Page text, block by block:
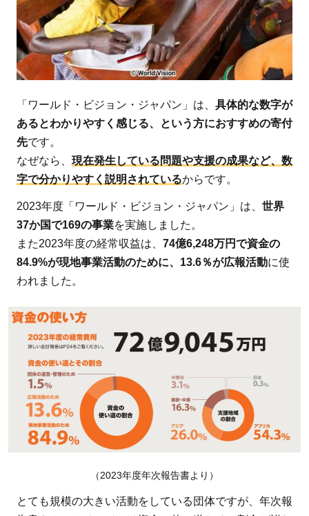
ド・
ビジ
ョ
ン・
ジャ
パン
の寄
付金
い道
の実
績
4
まと
め：
ワー
ド・
ビジ
ョ
ン・
ジャ
パン
は、
子ど
思い
「ワールド・ビジョン・ジャパン」は、 具体的な数字が
あるとわかりやすく感じる、という方におすすめの寄付
先です。
なぜなら、 現在発生している問題や支援の成果など、数
字で分かりやすく説明されているからです。
2023年度「ワールド・ビジョン・ジャパン」は、 世界
37か国で169の事業を実施しました。
また2023年度の経常収益は、 74億6,248万円で資金の
84.9%が現地事業活動のために、13.6％が広報活動に使
われました。
（2023年度年次報告書より）
とても規模の大きい活動をしている団体ですが、年次報